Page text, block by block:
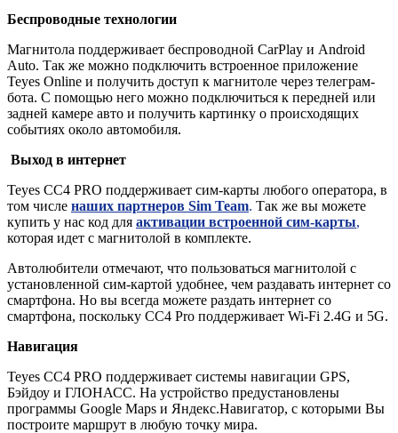
Беспроводные технологии
Магнитола поддерживает беспроводной CarPlay и Android
Auto. Так же можно подключить встроенное приложение
Teyes Online и получить доступ к магнитоле через телеграм-
бота. С помощью него можно подключиться к передней или
задней камере авто и получить картинку о происходящих
событиях около автомобиля.
Выход в интернет
Teyes CC4 PRO поддерживает сим-карты любого оператора, в
том числе наших партнеров Sim Team. Так же вы можете
купить у нас код для активации встроенной сим-карты,
которая идет с магнитолой в комплекте.
Автолюбители отмечают, что пользоваться магнитолой с
установленной сим-картой удобнее, чем раздавать интернет со
смартфона. Но вы всегда можете раздать интернет со
смартфона, поскольку СС4 Pro поддерживает Wi-Fi 2.4G и 5G.
Навигация
Teyes CC4 PRO поддерживает системы навигации GPS,
Бэйдоу и ГЛОНАСС. На устройство предустановлены
программы Google Maps и Яндекс.Навигатор, с которыми Вы
построите маршрут в любую точку мира.